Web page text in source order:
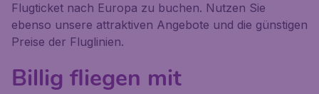
Flugticket nach Europa zu buchen. Nutzen Sie
ebenso unsere attraktiven Angebote und die günstigen
Preise der Fluglinien.
Billig fliegen mit